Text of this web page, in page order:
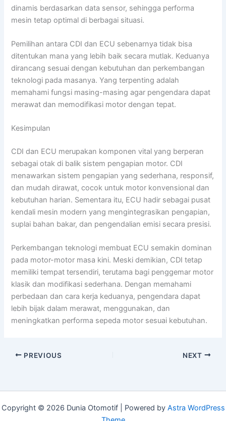
dinamis berdasarkan data sensor, sehingga performa
mesin tetap optimal di berbagai situasi.
Pemilihan antara CDI dan ECU sebenarnya tidak bisa
ditentukan mana yang lebih baik secara mutlak. Keduanya
dirancang sesuai dengan kebutuhan dan perkembangan
teknologi pada masanya. Yang terpenting adalah
memahami fungsi masing-masing agar pengendara dapat
merawat dan memodifikasi motor dengan tepat.
Kesimpulan
CDI dan ECU merupakan komponen vital yang berperan
sebagai otak di balik sistem pengapian motor. CDI
menawarkan sistem pengapian yang sederhana, responsif,
dan mudah dirawat, cocok untuk motor konvensional dan
kebutuhan harian. Sementara itu, ECU hadir sebagai pusat
kendali mesin modern yang mengintegrasikan pengapian,
suplai bahan bakar, dan pengendalian emisi secara presisi.
Perkembangan teknologi membuat ECU semakin dominan
pada motor-motor masa kini. Meski demikian, CDI tetap
memiliki tempat tersendiri, terutama bagi penggemar motor
klasik dan modifikasi sederhana. Dengan memahami
perbedaan dan cara kerja keduanya, pengendara dapat
lebih bijak dalam merawat, menggunakan, dan
meningkatkan performa sepeda motor sesuai kebutuhan.
PREVIOUS NEXT
Copyright © 2026 Dunia Otomotif | Powered by Astra WordPress